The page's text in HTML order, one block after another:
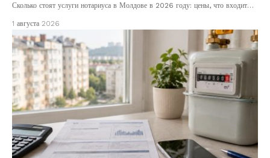
Сколько стоят услуги нотариуса в Молдове в 2026 году: цены, что входит…
1 августа 2026